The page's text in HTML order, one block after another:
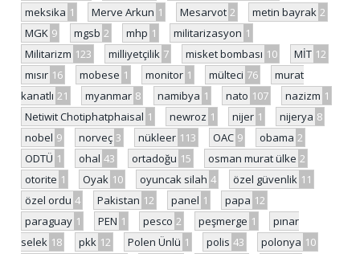
meksika 1 Merve Arkun 1 Mesarvot 2 metin bayrak 2
MGK 9 mgsb 2 mhp 1 militarizasyon 1
Militarizm 123 milliyetçilik 7 misket bombası 10 MİT 12
mısır 16 mobese 1 monitor 1 mülteci 76
murat
kanatlı 21 myanmar 8 namibya 1 nato 107 nazizm 1
Netiwit Chotiphatphaisal 1 newroz 1 nijer 1 nijerya 8
nobel 9 norveç 3 nükleer 113 OAC 9 obama 2
ODTÜ 1 ohal 43 ortadoğu 15 osman murat ülke 2
otorite 1 Oyak 10 oyuncak silah 4 özel güvenlik 11
özel ordu 4 Pakistan 12 panel 1 papa 12
paraguay 1 PEN 1 pesco 2 peşmerge 1
pınar
selek 18 pkk 12 Polen Ünlü 1 polis 43 polonya 10